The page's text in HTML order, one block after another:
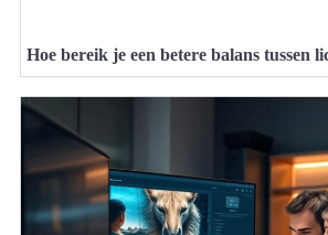
Hoe bereik je een betere balans tussen